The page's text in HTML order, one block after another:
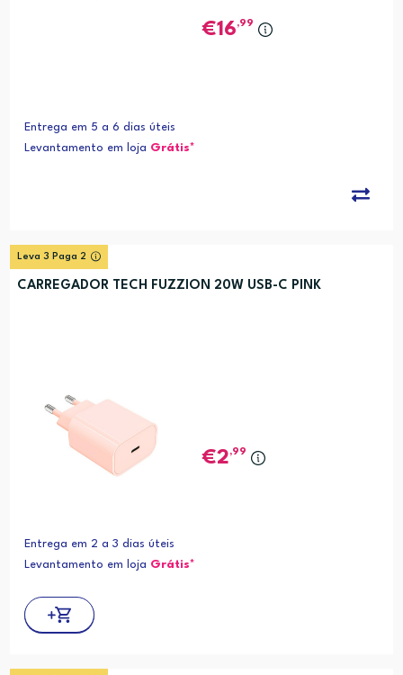
16,99
Entrega em 5 a 6 dias úteis
Levantamento em loja Grátis*
Leva 3 Paga 2
CARREGADOR TECH FUZZION 20W USB-C PINK
2,99
Entrega em 2 a 3 dias úteis
Levantamento em loja Grátis*